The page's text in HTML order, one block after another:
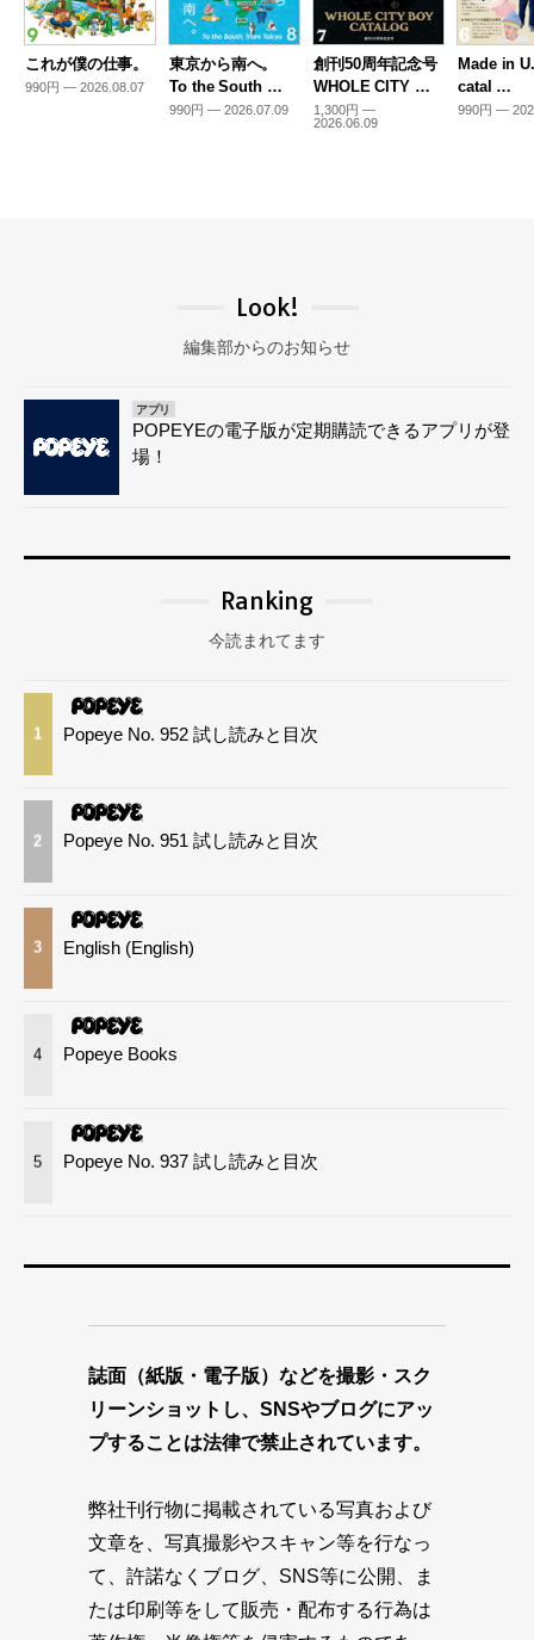
これが僕の仕事。
990円 — 2026.08.07
東京から南へ。
To the South …
990円 — 2026.07.09
創刊50周年記念号
WHOLE CITY …
1,300円 —
2026.06.09
Made in
catal …
990円 —
Look!
編集部からのお知らせ
アプリ
POPEYEの電子版が定期購読できるアプリが登
場！
Ranking
今読まれてます
1 Popeye No. 952 試し読みと目次
2 Popeye No. 951 試し読みと目次
3 English (English)
4 Popeye Books
5 Popeye No. 937 試し読みと目次
誌面（紙版・電子版）などを撮影・スク
リーンショットし、SNSやブログにアッ
プすることは法律で禁止されています。
弊社刊行物に掲載されている写真および
文章を、写真撮影やスキャン等を行なっ
て、許諾なくブログ、SNS等に公開、ま
たは印刷等をして販売・配布する行為は